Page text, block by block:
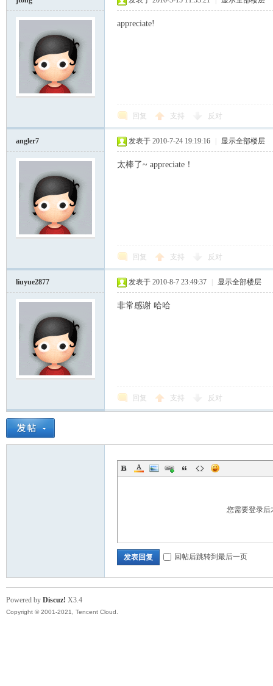
appreciate!
回复 支持 反对
angler7 发表于 2010-7-24 19:19:16 显示全部楼层
太棒了~ appreciate！
回复 支持 反对
liuyue2877 发表于 2010-8-7 23:49:37 显示全部楼层
非常感谢 哈哈
回复 支持 反对
您需要登录
发表回复 回帖后跳转到最后一页
Powered by Discuz! X3.4
Copyright © 2001-2021, Tencent Cloud.